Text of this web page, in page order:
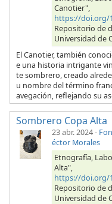
Canotier",
https://doi.org/
Repositorio de
Universidad de
El Canotier, también
e una historia intrigante
te sombrero, creado
u nombre del término
avegación, reflejando su
Sombrero Copa Alta
23 abr. 2024-
éctor Morales
Etnografía,
Alta",
https://doi.org/
Repositorio de
Universidad de